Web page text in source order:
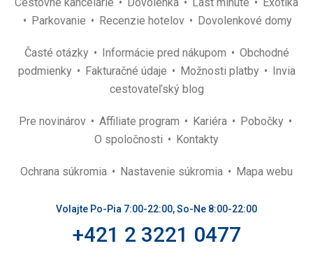
Parkovanie
Recenzie hotelov Dovolenkové domy
Časté otázky Informácie pred nákupom
Obchodné
podmienky
Fakturačné údaje Možnosti platby
Invia
cestovateľský blog
Pre novinárov Affiliate program Kariéra
Pobočky
O spoločnosti
Kontakty
Ochrana súkromia Nastavenie súkromia Mapa webu
Volajte Po-Pia 7:00-22:00, So-Ne 8:00-22:00
+421 2 3221 0477